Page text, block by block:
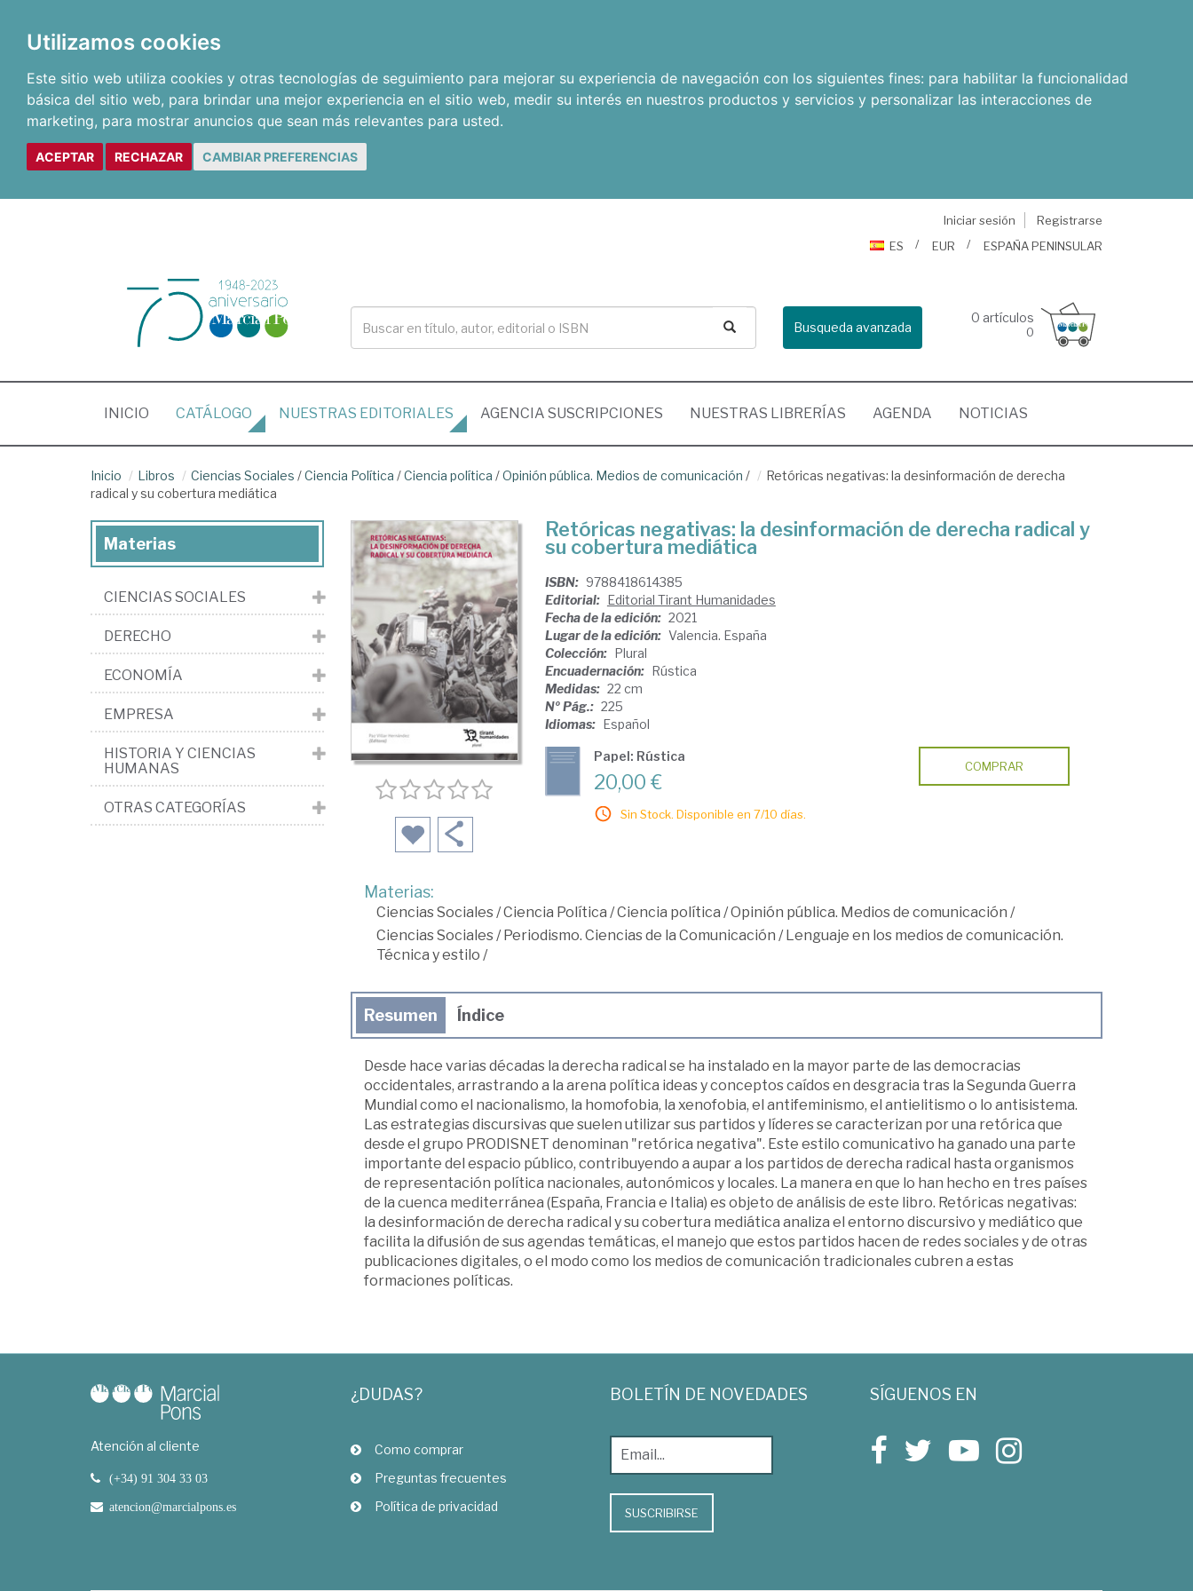
Utilizamos cookies
Este sitio web utiliza cookies y otras tecnologías de seguimiento para mejorar su experiencia de navegación con los siguientes fines: para habilitar la funcionalidad
básica del sitio web, para brindar una mejor experiencia en el sitio web, medir su interés en nuestros productos y servicios y personalizar las interacciones de
marketing, para mostrar anuncios que sean más relevantes para usted.
ACEPTAR RECHAZAR CAMBIAR PREFERENCIAS
Iniciar sesión
Registrarse
ES
EUR ESPAÑA PENINSULAR
Busqueda avanzada
0 artículos
0
INICIO (CURRENT)
CATÁLOGO NUESTRAS EDITORIALES AGENCIA SUSCRIPCIONES NUESTRAS LIBRERÍAS AGENDA NOTICIAS
Inicio Libros Ciencias Sociales /Ciencia Política /Ciencia política /Opinión pública. Medios de comunicación /
Retóricas negativas: la desinformación de derecha
radical y su cobertura mediática
Retóricas negativas: la desinformación de derecha radical y
su cobertura mediática
ISBN: 9788418614385
Editorial: Editorial Tirant Humanidades
Fecha de la edición: 2021
Lugar de la edición: Valencia. España
Colección: Plural
Encuadernación: Rústica
Medidas: 22 cm
Nº Pág.: 225
Idiomas: Español
Papel: Rústica
20,00 €
Sin Stock. Disponible en 7/10 días.
COMPRAR
Materias:
Ciencias Sociales/Ciencia Política /Ciencia política /Opinión pública. Medios de comunicación /
Ciencias Sociales/Periodismo. Ciencias de la Comunicación /Lenguaje en los medios de comunicación.
Técnica y estilo /
Resumen Índice
Desde hace varias décadas la derecha radical se ha instalado en la mayor parte de las democracias
occidentales, arrastrando a la arena política ideas y conceptos caídos en desgracia tras la Segunda Guerra
Mundial como el nacionalismo, la homofobia, la xenofobia, el antifeminismo, el antielitismo o lo antisistema.
Las estrategias discursivas que suelen utilizar sus partidos y líderes se caracterizan por una retórica que
desde el grupo PRODISNET denominan "retórica negativa". Este estilo comunicativo ha ganado una parte
importante del espacio público, contribuyendo a aupar a los partidos de derecha radical hasta organismos
de representación política nacionales, autonómicos y locales. La manera en que lo han hecho en tres países
de la cuenca mediterránea (España, Francia e Italia) es objeto de análisis de este libro. Retóricas negativas:
la desinformación de derecha radical y su cobertura mediática analiza el entorno discursivo y mediático que
facilita la difusión de sus agendas temáticas, el manejo que estos partidos hacen de redes sociales y de otras
publicaciones digitales, o el modo como los medios de comunicación tradicionales cubren a estas
formaciones políticas.
Materias
CIENCIAS SOCIALES
DERECHO
ECONOMÍA
EMPRESA
HISTORIA Y CIENCIAS
HUMANAS
OTRAS CATEGORÍAS
Atención al cliente
(+34) 91 304 33 03
atencion@marcialpons.es
¿DUDAS?
Como comprar
Preguntas frecuentes
Política de privacidad
BOLETÍN DE NOVEDADES
SUSCRIBIRSE
SÍGUENOS EN